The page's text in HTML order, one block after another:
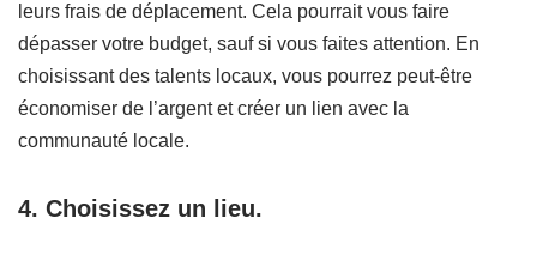
leurs frais de déplacement. Cela pourrait vous faire
dépasser votre budget, sauf si vous faites attention. En
choisissant des talents locaux, vous pourrez peut-être
économiser de l’argent et créer un lien avec la
communauté locale.
4. Choisissez un lieu.